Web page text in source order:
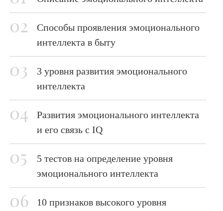
Способы проявления эмоционального
интеллекта в быту
3 уровня развития эмоционального
интеллекта
Развития эмоционального интеллекта
и его связь с IQ
5 тестов на определение уровня
эмоционального интеллекта
10 признаков высокого уровня